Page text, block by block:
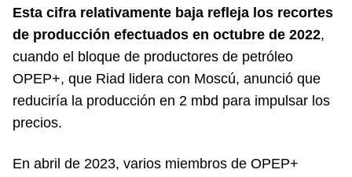
Esta cifra relativamente baja refleja los recortes
de producción efectuados en octubre de 2022,
cuando el bloque de productores de petróleo
OPEP+, que Riad lidera con Moscú, anunció que
reduciría la producción en 2 mbd para impulsar los
precios.
En abril de 2023, varios miembros de OPEP+